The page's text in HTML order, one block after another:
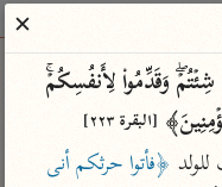
الشرعي
مصاحف معاجم
✕
[البقرة ٢٢٣]